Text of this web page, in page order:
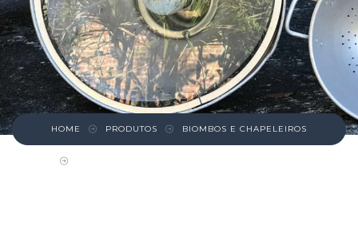
HOME PRODUTOS BIOMBOS E CHAPELEIROS